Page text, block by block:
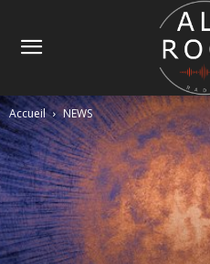
Accueil NEWS